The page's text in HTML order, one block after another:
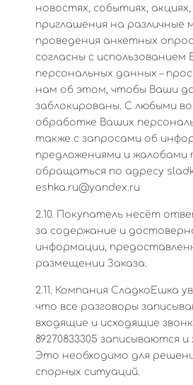
новостях, событиях,
приглашения на различные
проведения анкетных
согласны с использованием
персональных данных –
нам об этом, чтобы Ваши
заблокированы. С любыми
обработке Ваших
также с запросами об
предложениями и жалобами
обращаться по адресу
eshka.ru@yandex.ru
2.10. Покупатель несёт
за содержание и
информации,
размещении Заказа.
2.11. Компания СладкоЕшка
что все разговоры
входящие и исходящие
89270833305 записываются
Это необходимо для
спорных ситуаций.